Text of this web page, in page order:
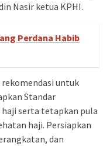
Nasir ketua KPHI.
Perdana Habib
untuk
Standar
haji serta tetapkan pula
haji. Persiapkan
dan